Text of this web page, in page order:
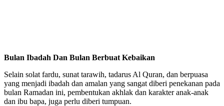
Bulan Ibadah Dan Bulan Berbuat Kebaikan
Selain solat fardu, sunat tarawih, tadarus Al Quran, dan berpuasa
yang menjadi ibadah dan amalan yang sangat diberi penekanan pada
bulan Ramadan ini, pembentukan akhlak dan karakter anak-anak
dan ibu bapa, juga perlu diberi tumpuan.